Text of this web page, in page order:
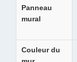
Panneau
mural
Couleur du